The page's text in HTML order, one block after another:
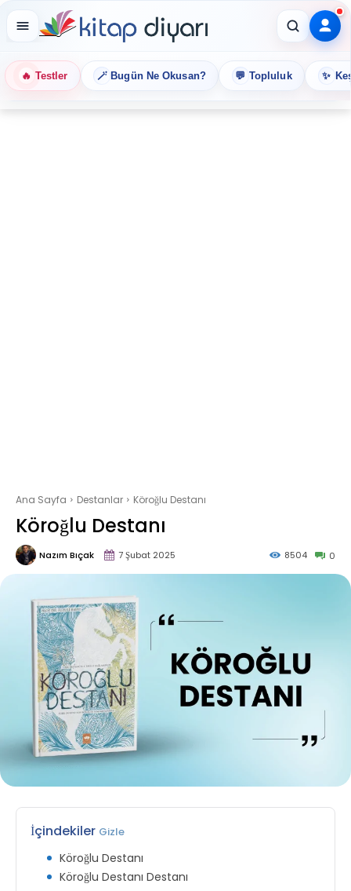
🔥 Testler 🪄 Bugün Ne Okusan? 💬 Topluluk ✨
Ana Sayfa Destanlar Köroğlu Destanı
Köroğlu Destanı
Nazım Bıçak 7 Şubat 2025 0
8504
İçindekiler Gizle
Köroğlu Destanı
Köroğlu Destanı Destanı